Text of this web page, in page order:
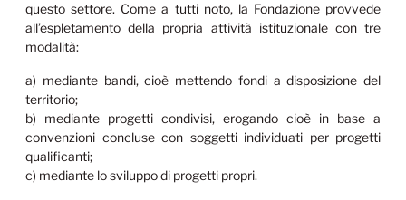
questo settore. Come a tutti noto, la Fondazione provvede
all’espletamento della propria attività istituzionale con tre
modalità:
a) mediante bandi, cioè mettendo fondi a disposizione del
territorio;
b) mediante progetti condivisi, erogando cioè in base a
convenzioni concluse con soggetti individuati per progetti
qualificanti;
c) mediante lo sviluppo di progetti propri.